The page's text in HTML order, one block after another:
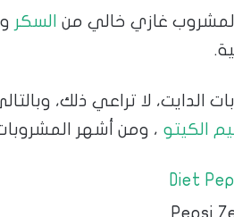
لمشروب غازي خالي من السكر
لا تراعي ذلك،
الكيتو ، ومن أشهر